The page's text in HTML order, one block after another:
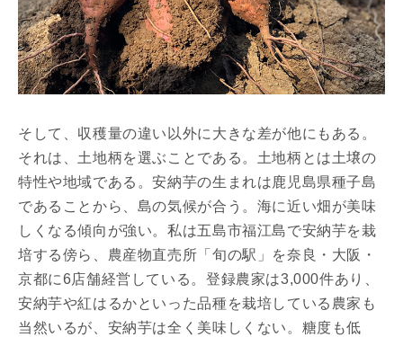
そして、収穫量の違い以外に大きな差が他にもある。
それは、土地柄を選ぶことである。土地柄とは土壌の
特性や地域である。安納芋の生まれは鹿児島県種子島
であることから、島の気候が合う。海に近い畑が美味
しくなる傾向が強い。私は五島市福江島で安納芋を栽
培する傍ら、農産物直売所「旬の駅」を奈良・大阪・
京都に6店舗経営している。登録農家は3,000件あり、
安納芋や紅はるかといった品種を栽培している農家も
当然いるが、安納芋は全く美味しくない。糖度も低